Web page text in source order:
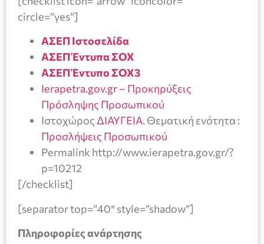
circle=”yes”]
ΑΣΕΠ Ιστοσελίδα
ΑΣΕΠ Έντυπα ΣΟΧ
ΑΣΕΠ Έντυπο ΣΟΧ3
Ierapetra.gov.gr – Προκηρύξεις
Πρόσληψης Προσωπικού
Ιστοχώρος ΔΙΑΥΓΕΙΑ. Θεματική ενότητα :
Προσλήψεις Προσωπικού
Permalink http://www.ierapetra.gov.gr/?
p=10212
[/checklist]
[separator top=”40″ style=”shadow”]
Πληροφορίες ανάρτησης